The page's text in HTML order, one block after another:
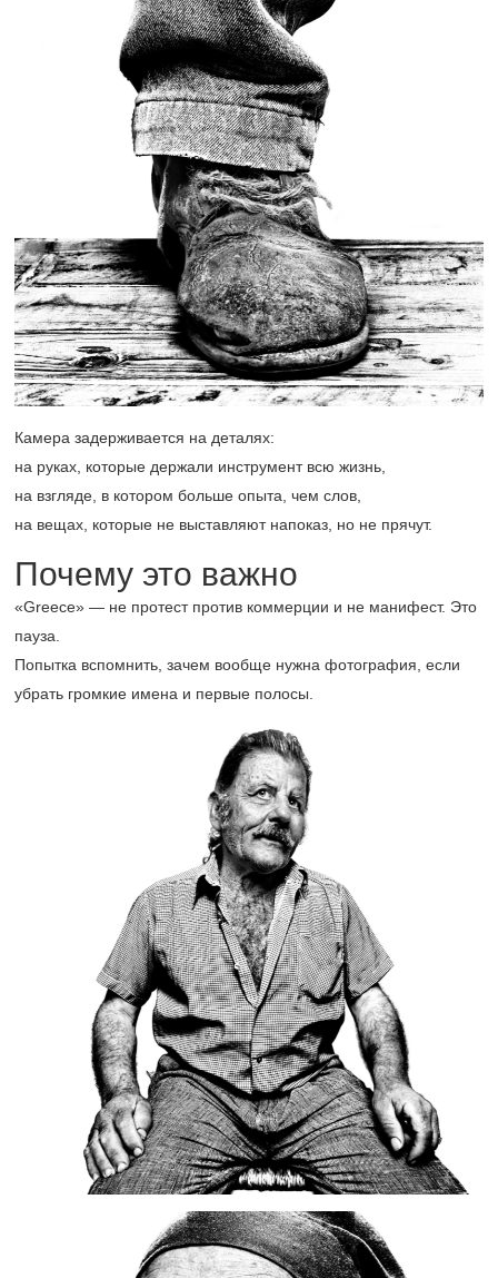
Камера задерживается на деталях:
на руках, которые держали инструмент всю жизнь,
на взгляде, в котором больше опыта, чем слов,
на вещах, которые не выставляют напоказ, но не прячут.
Почему это важно
«Greece» — не протест против коммерции и не манифест. Это
пауза.
Попытка вспомнить, зачем вообще нужна фотография, если
убрать громкие имена и первые полосы.